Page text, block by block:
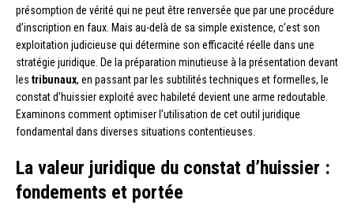
présomption de vérité qui ne peut être renversée que par une procédure
d’inscription en faux. Mais au-delà de sa simple existence, c’est son
exploitation judicieuse qui détermine son efficacité réelle dans une
stratégie juridique. De la préparation minutieuse à la présentation devant
les tribunaux, en passant par les subtilités techniques et formelles, le
constat d’huissier exploité avec habileté devient une arme redoutable.
Examinons comment optimiser l’utilisation de cet outil juridique
fondamental dans diverses situations contentieuses.
La valeur juridique du constat d’huissier :
fondements et portée